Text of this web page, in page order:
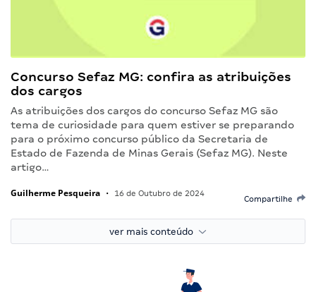
Concurso Sefaz MG: confira as atribuições
dos cargos
As atribuições dos cargos do concurso Sefaz MG são
tema de curiosidade para quem estiver se preparando
para o próximo concurso público da Secretaria de
Estado de Fazenda de Minas Gerais (Sefaz MG). Neste
artigo…
Guilherme Pesqueira • 16 de Outubro de 2024
Compartilhe
ver mais conteúdo